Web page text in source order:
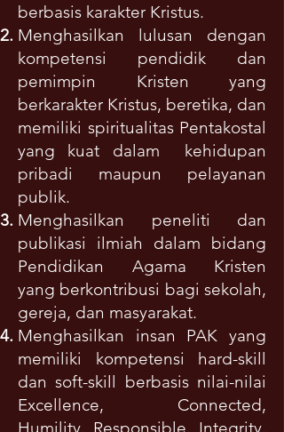
berbasis karakter Kristus.
Menghasilkan lulusan dengan
kompetensi pendidik dan
pemimpin Kristen yang
berkarakter Kristus, beretika, dan
memiliki spiritualitas Pentakostal
yang kuat dalam kehidupan
pribadi maupun pelayanan
publik.
Menghasilkan peneliti dan
publikasi ilmiah dalam bidang
Pendidikan Agama Kristen
yang berkontribusi bagi sekolah,
gereja, dan masyarakat.
Menghasilkan insan PAK yang
memiliki kompetensi hard-skill
dan soft-skill berbasis nilai-nilai
Excellence, Connected,
Humility, Responsible, Integrity,